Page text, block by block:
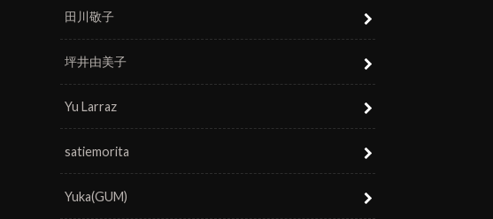
田川敬子
坪井由美子
Yu Larraz
satiemorita
Yuka(GUM)